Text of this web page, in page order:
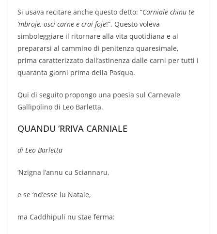
Si usava recitare anche questo detto: “Carniale chinu te
‘mbroje, osci carne e crai foje!”. Questo voleva
simboleggiare il ritornare alla vita quotidiana e al
prepararsi al cammino di penitenza quaresimale,
prima caratterizzato dall’astinenza dalle carni per tutti i
quaranta giorni prima della Pasqua.
Qui di seguito propongo una poesia sul Carnevale
Gallipolino di Leo Barletta.
QUANDU ‘RRIVA CARNIALE
di Leo Barletta
‘Nzigna l’annu cu Sciannaru,
e se ‘nd’esse lu Natale,
ma Caddhipuli nu stae ferma: